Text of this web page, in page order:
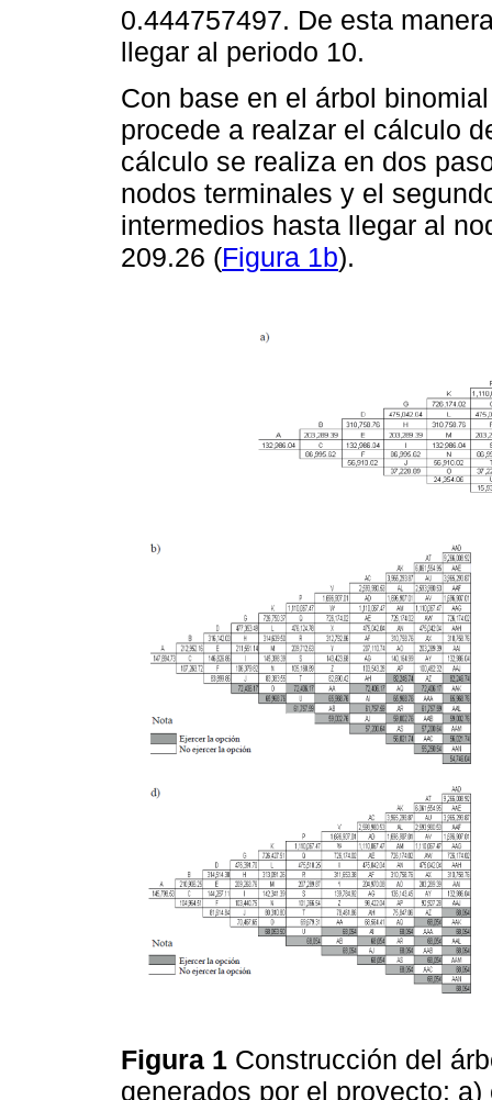
0.444757497. De esta
llegar al periodo 10.
Con base en el árbol
procede a realzar el cálculo
cálculo se realiza en dos
nodos terminales y el
intermedios hasta llegar al
209.26 (Figura 1b).
Figura 1 Construcción del
generados por el proyecto: